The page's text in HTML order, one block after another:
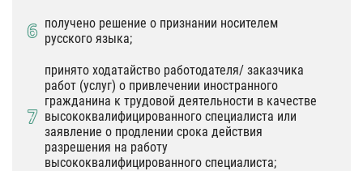
получено решение о признании носителем
русского языка;
принято ходатайство работодателя/ заказчика
работ (услуг) о привлечении иностранного
гражданина к трудовой деятельности в качестве
высококвалифицированного специалиста или
заявление о продлении срока действия
разрешения на работу
высококвалифицированного специалиста;